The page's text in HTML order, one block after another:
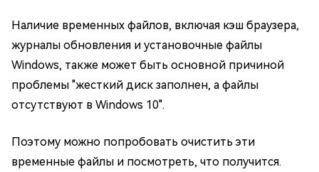
Наличие временных файлов, включая кэш браузера,
журналы обновления и установочные файлы
Windows, также может быть основной причиной
проблемы "жесткий диск заполнен, а файлы
отсутствуют в Windows 10".
Поэтому можно попробовать очистить эти
временные файлы и посмотреть, что получится.